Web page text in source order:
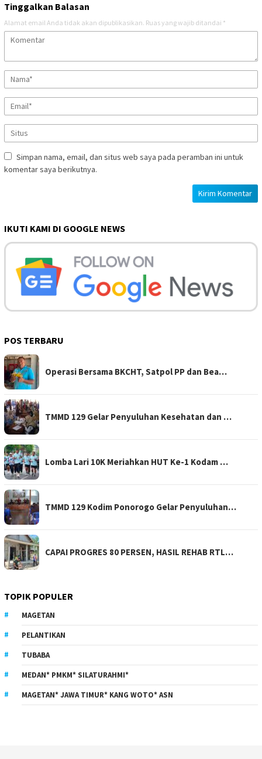
Tinggalkan Balasan
Alamat email Anda tidak akan dipublikasikan. Ruas yang wajib ditandai *
Simpan nama, email, dan situs web saya pada peramban ini untuk
komentar saya berikutnya.
IKUTI KAMI DI GOOGLE NEWS
POS TERBARU
Operasi Bersama BKCHT, Satpol PP dan Bea…
TMMD 129 Gelar Penyuluhan Kesehatan dan …
Lomba Lari 10K Meriahkan HUT Ke-1 Kodam …
TMMD 129 Kodim Ponorogo Gelar Penyuluhan…
CAPAI PROGRES 80 PERSEN, HASIL REHAB RTL…
TOPIK POPULER
MAGETAN
PELANTIKAN
TUBABA
MEDAN* PMKM* SILATURAHMI*
MAGETAN* JAWA TIMUR* KANG WOTO* ASN